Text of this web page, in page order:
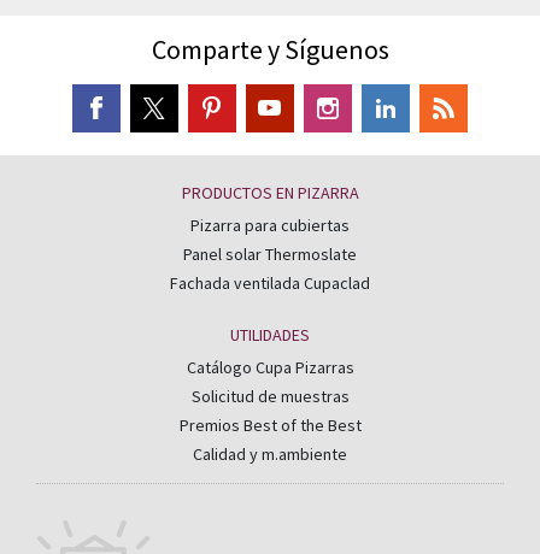
Comparte y Síguenos
PRODUCTOS EN PIZARRA
Pizarra para cubiertas
Panel solar Thermoslate
Fachada ventilada Cupaclad
UTILIDADES
Catálogo Cupa Pizarras
Solicitud de muestras
Premios Best of the Best
Calidad y m.ambiente